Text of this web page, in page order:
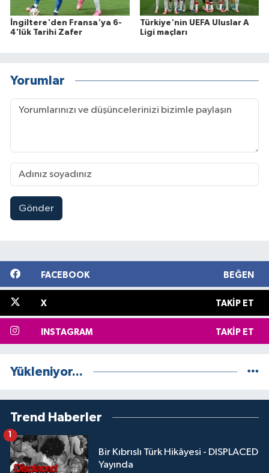
İngiltere'den Fransa'ya 6-
4'lük Tarihi Zafer
Türkiye'nin UEFA Uluslar A
Ligi maçları
Yorumlar
Gönder
FACEBOOK BEĞEN
X TAKIP ET
INSTAGRAM TAKIP ET
Yükleniyor...
Trend Haberler
Bir Kıbrıslı Türk Hikâyesi - DISPLACED
Yayında